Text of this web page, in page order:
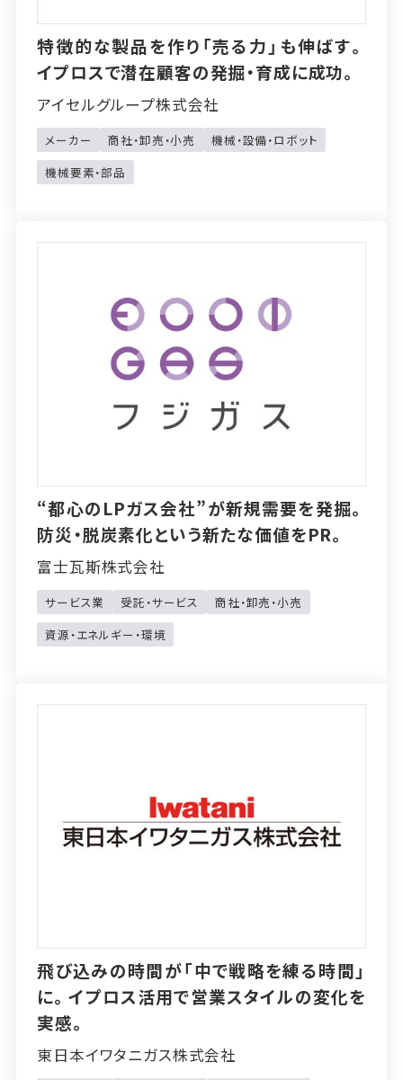
特徴的な製品を作り「売る力」も伸ばす。
イプロスで潜在顧客の発掘・育成に成功。
アイセルグループ株式会社
メーカー 商社・卸売・小売
機械・設備・ロボット
機械要素・部品
“都心のLPガス会社”が新規需要を発掘。
防災・脱炭素化という新たな価値をPR。
富士瓦斯株式会社
サービス業 受託・サービス
商社・卸売・小売
資源・エネルギー・環境
飛び込みの時間が「中で戦略を練る時間」
に。イプロス活用で営業スタイルの変化を
実感。
東日本イワタニガス株式会社